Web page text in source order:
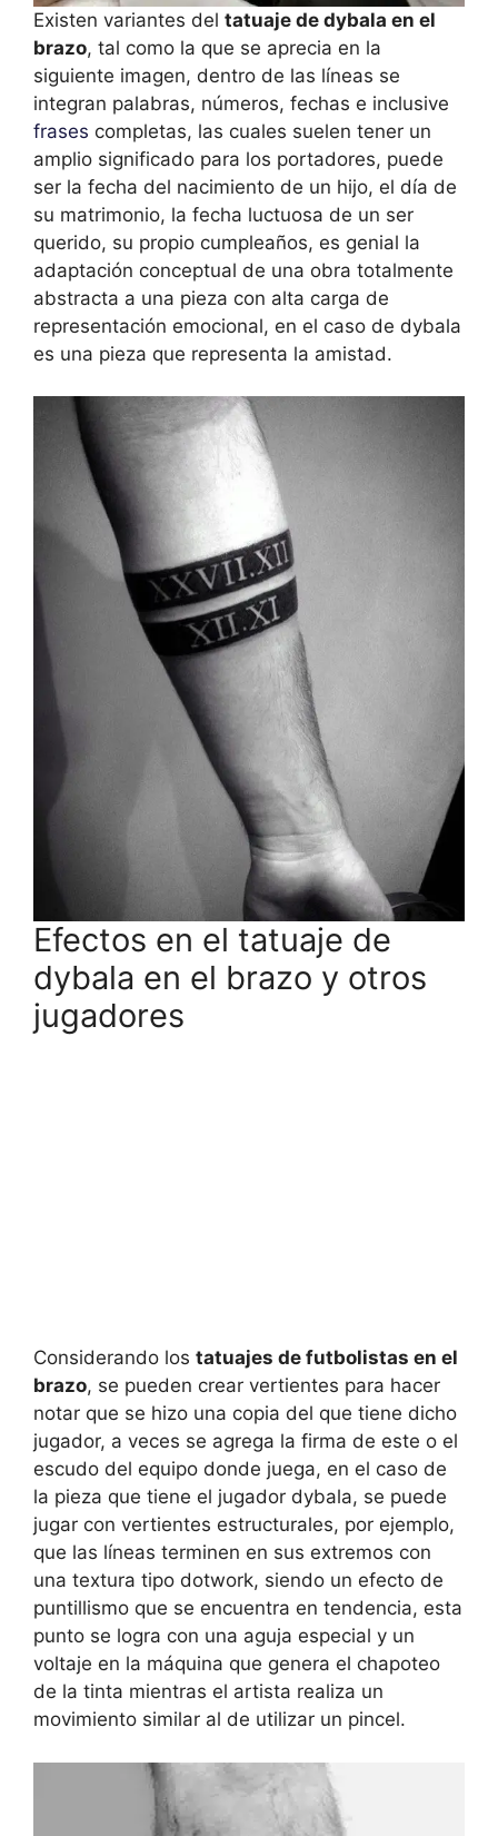
Existen variantes del tatuaje de dybala en el
brazo, tal como la que se aprecia en la
siguiente imagen, dentro de las líneas se
integran palabras, números, fechas e inclusive
frases completas, las cuales suelen tener un
amplio significado para los portadores, puede
ser la fecha del nacimiento de un hijo, el día de
su matrimonio, la fecha luctuosa de un ser
querido, su propio cumpleaños, es genial la
adaptación conceptual de una obra totalmente
abstracta a una pieza con alta carga de
representación emocional, en el caso de dybala
es una pieza que representa la amistad.
Efectos en el tatuaje de
dybala en el brazo y otros
jugadores
Considerando los tatuajes de futbolistas en el
brazo, se pueden crear vertientes para hacer
notar que se hizo una copia del que tiene dicho
jugador, a veces se agrega la firma de este o el
escudo del equipo donde juega, en el caso de
la pieza que tiene el jugador dybala, se puede
jugar con vertientes estructurales, por ejemplo,
que las líneas terminen en sus extremos con
una textura tipo dotwork, siendo un efecto de
puntillismo que se encuentra en tendencia, esta
punto se logra con una aguja especial y un
voltaje en la máquina que genera el chapoteo
de la tinta mientras el artista realiza un
movimiento similar al de utilizar un pincel.